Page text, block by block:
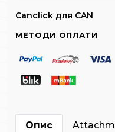
Canclick для CAN
МЕТОДИ ОПЛАТИ
Опис